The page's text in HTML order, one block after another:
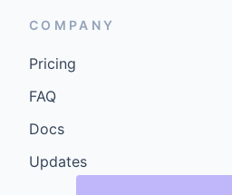
COMPANY
Pricing
FAQ
Docs
Updates